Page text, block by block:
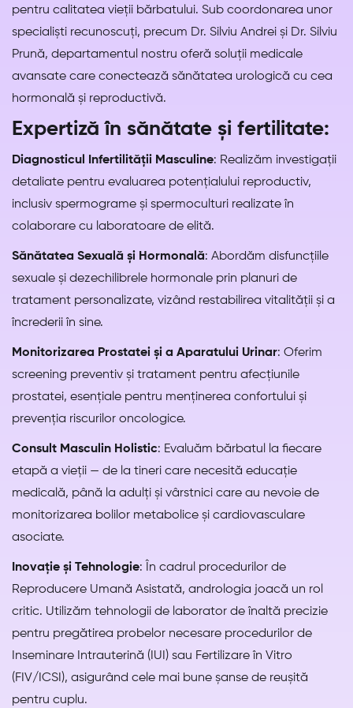
pentru calitatea vieții bărbatului. Sub coordonarea unor
specialiști recunoscuți, precum Dr. Silviu Andrei și Dr. Silviu
Prună, departamentul nostru oferă soluții medicale
avansate care conectează sănătatea urologică cu cea
hormonală și reproductivă.
Expertiză în sănătate și fertilitate:
Diagnosticul Infertilității Masculine: Realizăm investigații
detaliate pentru evaluarea potențialului reproductiv,
inclusiv spermograme și spermoculturi realizate în
colaborare cu laboratoare de elită.
Sănătatea Sexuală și Hormonală: Abordăm disfuncțiile
sexuale și dezechilibrele hormonale prin planuri de
tratament personalizate, vizând restabilirea vitalității și a
încrederii în sine.
Monitorizarea Prostatei și a Aparatului Urinar: Oferim
screening preventiv și tratament pentru afecțiunile
prostatei, esențiale pentru menținerea confortului și
prevenția riscurilor oncologice.
Consult Masculin Holistic: Evaluăm bărbatul la fiecare
etapă a vieții — de la tineri care necesită educație
medicală, până la adulți și vârstnici care au nevoie de
monitorizarea bolilor metabolice și cardiovasculare
asociate.
Inovație și Tehnologie: În cadrul procedurilor de
Reproducere Umană Asistată, andrologia joacă un rol
critic. Utilizăm tehnologii de laborator de înaltă precizie
pentru pregătirea probelor necesare procedurilor de
Inseminare Intrauterină (IUI) sau Fertilizare în Vitro
(FIV/ICSI), asigurând cele mai bune șanse de reușită
pentru cuplu.